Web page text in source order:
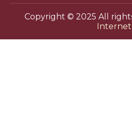
Copyright © 2025 All
Internet